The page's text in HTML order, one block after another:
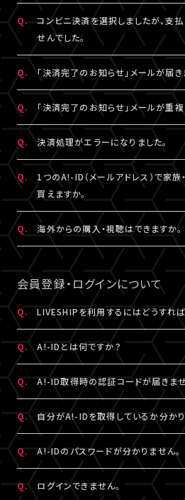
支払番号は、「マイページ」内「チケ
おりますので、メールが未着の場合
にお手続きください。
「マイページ」に記載がない場合や
再度、チケット販売ページより、お手
「支払い方法・コンビニの変更」から
を押してください。
コンビニ決済のキャンセル後、再度「
情報」にアクセスいただくと、「新た
表示されます。
こちらより、改めてお手続きください。
※コンビニ決済のキャンセルには、
※「決済取消中」のアイコンが表示さ
ません。
A.
コンビニ決済未入金の場合は、支払
に変更していただけます。
「マイページ」内「チケット購入情報
ケットを選択。
「支払い方法・コンビニの変更」から、
を押してください。
コンビニ決済のキャンセル後、再度「
情報」にアクセスいただくと、「新た
表示されます。
こちらより、クレジットカード決済を
ださい。
※コンビニ決済のキャンセルには、
※「決済取消中」のアイコンが表示
ません。
※コンビニにてご入金済みの場合は、
Q.
コンビニ決済を選択しましたが、支
せんでした。
支払い期限を過ぎてしまった場合は
らご購入手続きをお願いします。
Q. 「決済完了のお知らせ」メールが届き
A.
「決済完了のお知らせ」メールは、
ご登録いただいたA!-ID（メールアドレ
【@liveship.tokyo】ドメインから配
“迷惑メール”として自動振り分け・
認ください。
「決済完了のお知らせ」メールが届
「チケット購入情報」にてご確認くださ
チケットご購入済みの場合は、「決済
いていなくても、ライブ配信・アー
だけます。
「チケット購入情報」に、チケットが
入いただけていない状態です。
改めてチケット販売ページより購入
Q. 「決済完了のお知らせ」メールが重複
A.
「決済完了のお知らせ」メールが2通
トを重複してご購入されている可能
詳細を記載のうえ、こちら よりご連絡
Q. 決済処理がエラーになりました。
A.
▼コンビニ決済にて、よくあるエラー
「髙」・「﨑」のような環境依存文字
コンビニシステム側の仕様により、
ことがあります。環境依存文字でご登
本情報」内「会員情報」より常用漢字
ジットカード決済をご利用ください。
▼クレジットカード決済にて、よくある
クレジットカード番号やセキュリテ
限外、限度額超過などによるエラー
ご確認のうえ、お手続きください。
上記に当てはまらないエラーの場合
状態など詳細を記載のうえ、 こちらよ
Q.
1つのA!-ID（メールアドレス）で家
買えますか。
A.
1つのA!-ID（メールアドレス）からご
は、ご本人様の1枚分だけになりま
のA!-ID（メールアドレス）にて、視聴
要がございます。
※A!-IDについては［Q:A!-IDとは何で
Q. 海外からの購入・視聴はできますか。
A.
原則、視聴チケットのご購入は可能です
ご視聴については、推奨環境を満た
推奨環境を満たしていない場合は、
あります。
また、各国の通信環境によりご視聴
す。
上記ご了承のうえ、ご自身の判断にて
会員登録・ログインについて
Q. LIVESHIPを利用するにはどうすれば
LIVESHIPを利用するには、A!-ID（メ
LIVESHIPにアクセスし、A!-ID（メー
え、会員登録を行ってください。
※A!-IDについては ［Q:A!-IDとは何で
Q. A!-IDとは何ですか？
A!-IDとは、アーティストにまつわる
ける共通の会員ID（無料）です。
・「A!SMART」でグッズを購入された
登録されたメールアドレスがA!-IDと
・A!-IDが必要なファンクラブ会員の
たメールアドレスがA!-IDとなります。
・A!-ID（メールアドレス）をお持ちで
Q. A!-ID取得時の認証コードが届きま
ご入力いただいたメールアドレス宛
ンから、認証コードをお知らせするメ
“迷惑メール”として自動振り分け・
認ください。
※認証コードは発行より10分間有効で
Q. 自分がA!-IDを取得しているか分かり
お持ちのメールアドレスのA!-ID取得
とができます。
※すでに「A!SMART」をご利用の方
す。ご利用のA!-ID（メールアドレス）
Q. A!-IDのパスワードが分かりません。
パスワードをお忘れの場合は、こちら
ます。
Q. ログインできません。